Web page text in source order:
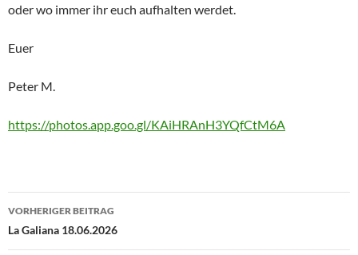
oder wo immer ihr euch aufhalten werdet.
Euer
Peter M.
https://photos.app.goo.gl/KAiHRAnH3YQfCtM6A
Beitragsnavigation
VORHERIGER BEITRAG
La Galiana 18.06.2026